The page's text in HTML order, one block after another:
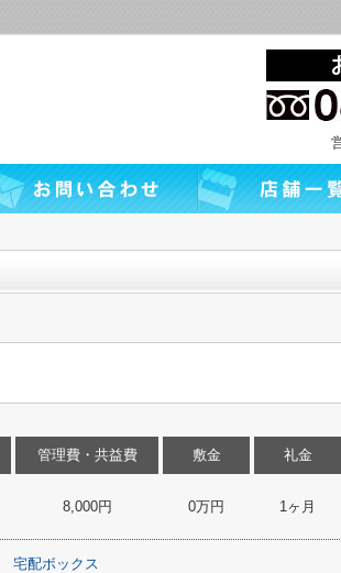
管理費・共益費
8,000円
敷金
0万円
礼金
1ヶ月
宅配ボックス